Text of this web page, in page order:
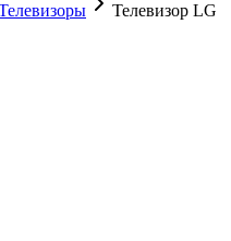
Телевизор LG